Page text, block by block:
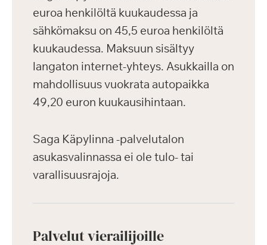
euroa henkilöltä kuukaudessa ja
sähkömaksu on 45,5 euroa henkilöltä
kuukaudessa. Maksuun sisältyy
langaton internet-yhteys. Asukkailla on
mahdollisuus vuokrata autopaikka
49,20 euron kuukausihintaan.
Saga Käpylinna -palvelutalon
asukasvalinnassa ei ole tulo- tai
varallisuusrajoja.
Palvelut vierailijoille